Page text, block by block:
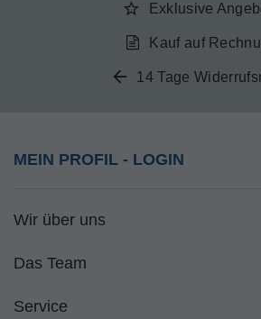
Exklusive
Kauf auf
14 Tage
MEIN PROFIL - LOGIN
Wir über uns
Das Team
Service